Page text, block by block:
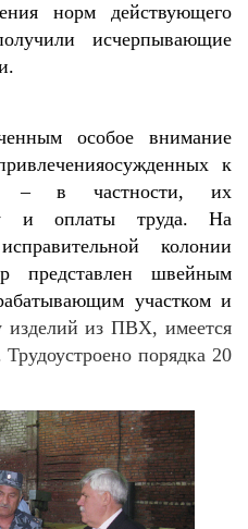
норм действующего
исчерпывающие
особое внимание
осужденных к
– в частности, их
и оплаты труда. На
колонии
представлен швейным
участком и
изделий из ПВХ, имеется
порядка 20